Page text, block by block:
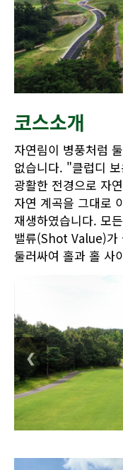
코스소개
자연림이 병풍처럼
없습니다. "클럽디
광활한 전경으로 자
자연 계곡을 그대로
재생하였습니다. 모
밸류(Shot Value)가
둘러싸여 홀과 홀 사
❮